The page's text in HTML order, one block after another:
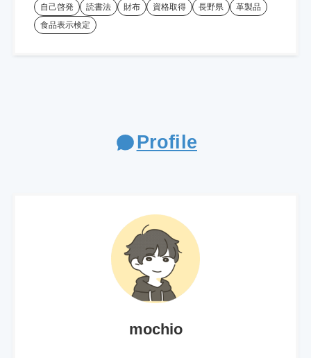
自己啓発
読書法 財布 資格取得 長野県
革製品
食品表示検定
Profile
mochio